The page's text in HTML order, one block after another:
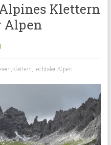
Alpines Klettern
Alpen
, Klettern, Lechtaler Alpen